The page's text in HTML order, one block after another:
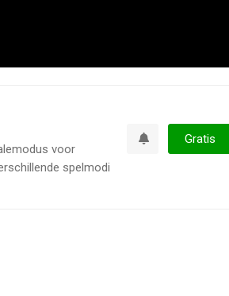
voor
spelmodi
Gratis